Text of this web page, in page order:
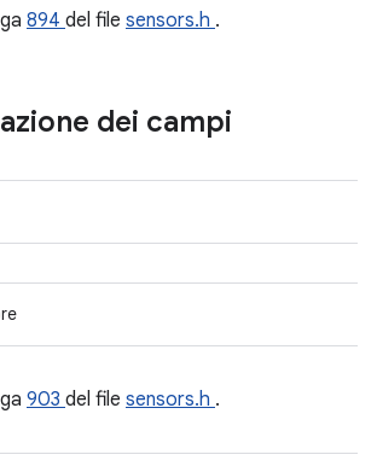
894 del file sensors.h .
dei campi
903 del file sensors.h .